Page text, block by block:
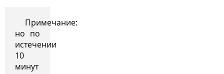
Примечание:
но по
истечении
10
минут